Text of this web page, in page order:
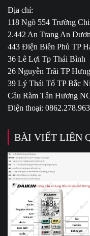
Địa chỉ:
118 Ngõ 554 Trường
2.442 An Trang An
443 Điện Biên Phủ TP
36 Lê Lợi Tp Thái Bình
26 Nguyễn Trãi TP
39 Lý Thái Tổ TP Bắc
Cầu Ràm Tân Hương
Điện thoại: 0862.278.963
BÀI VIẾT LIÊN